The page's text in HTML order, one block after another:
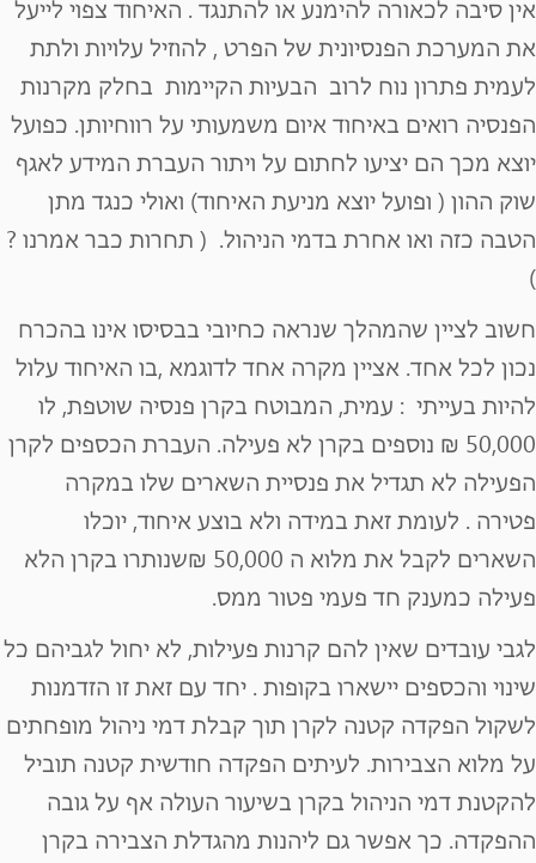
אין סיבה לכאורה להימנע או להתנגד . האיחוד צפוי לייעל
את המערכת הפנסיונית של הפרט , להוזיל עלויות ולתת
לעמית פתרון נוח לרוב הבעיות הקיימות בחלק מקרנות
הפנסיה רואים באיחוד איום משמעותי על רווחיותן. כפועל
יוצא מכך הם יציעו לחתום על ויתור העברת המידע לאגף
שוק ההון ( ופועל יוצא מניעת האיחוד) ואולי כנגד מתן
הטבה כזה ואו אחרת בדמי הניהול. ( תחרות כבר אמרנו ?
)
חשוב לציין שהמהלך שנראה כחיובי בבסיסו אינו בהכרח
נכון לכל אחד. אציין מקרה אחד לדוגמא ,בו האיחוד עלול
להיות בעייתי : עמית, המבוטח בקרן פנסיה שוטפת, לו
50,000 ₪ נוספים בקרן לא פעילה. העברת הכספים לקרן
הפעילה לא תגדיל את פנסיית השארים שלו במקרה
פטירה . לעומת זאת במידה ולא בוצע איחוד, יוכלו
השארים לקבל את מלוא ה 50,000 ₪שנותרו בקרן הלא
פעילה כמענק חד פעמי פטור ממס.
לגבי עובדים שאין להם קרנות פעילות, לא יחול לגביהם כל
שינוי והכספים יישארו בקופות . יחד עם זאת זו הזדמנות
לשקול הפקדה קטנה לקרן תוך קבלת דמי ניהול מופחתים
על מלוא הצבירות. לעיתים הפקדה חודשית קטנה תוביל
להקטנת דמי הניהול בקרן בשיעור העולה אף על גובה
ההפקדה. כך אפשר גם ליהנות מהגדלת הצבירה בקרן